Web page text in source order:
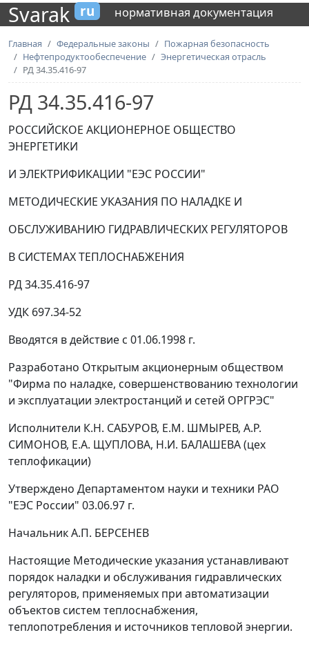
Svarak ru нормативная документация
Главная Федеральные законы
Пожарная безопасность
Нефтепродуктообеспечение
Энергетическая отрасль
РД 34.35.416-97
РД 34.35.416-97
РОССИЙСКОЕ АКЦИОНЕРНОЕ ОБЩЕСТВО
ЭНЕРГЕТИКИ
И ЭЛЕКТРИФИКАЦИИ "ЕЭС РОССИИ"
МЕТОДИЧЕСКИЕ УКАЗАНИЯ ПО НАЛАДКЕ И
ОБСЛУЖИВАНИЮ ГИДРАВЛИЧЕСКИХ РЕГУЛЯТОРОВ
В СИСТЕМАХ ТЕПЛОСНАБЖЕНИЯ
РД 34.35.416-97
УДК 697.34-52
Вводятся в действие c 01.06.1998 г.
Разработано Открытым акционерным обществом
"Фирма по наладке, совершенствованию технологии
и эксплуатации электростанций и сетей ОРГРЭС"
Исполнители К.Н. САБУРОВ, Е.М. ШМЫРЕВ, А.Р.
СИМОНОВ, Е.А. ЩУПЛОВА, Н.И. БАЛАШЕВА (цех
теплофикации)
Утверждено Департаментом науки и техники РАО
"ЕЭС России" 03.06.97 г.
Начальник А.П. БЕРСЕНЕВ
Настоящие Методические указания устанавливают
порядок наладки и обслуживания гидравлических
регуляторов, применяемых при автоматизации
объектов систем теплоснабжения,
теплопотребления и источников тепловой энергии.